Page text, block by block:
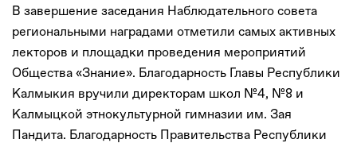
В завершение заседания Наблюдательного совета
региональными наградами отметили самых активных
лекторов и площадки проведения мероприятий
Общества «Знание». Благодарность Главы Республики
Калмыкия вручили директорам школ №4, №8 и
Калмыцкой этнокультурной гимназии им. Зая
Пандита. Благодарность Правительства Республики